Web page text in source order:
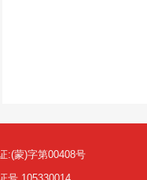
:(蒙)字第00408号